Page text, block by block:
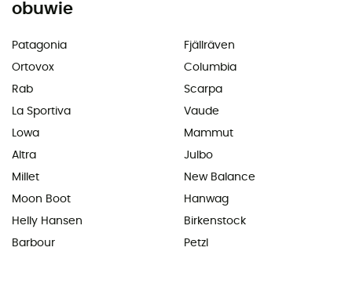
obuwie
Patagonia
Ortovox
Rab
La Sportiva
Lowa
Altra
Millet
Moon Boot
Helly Hansen
Barbour
Fjällräven
Columbia
Scarpa
Vaude
Mammut
Julbo
New Balance
Hanwag
Birkenstock
Petzl